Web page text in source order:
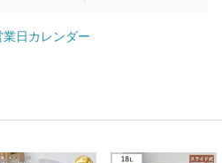
業日カレンダー